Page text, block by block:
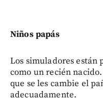
Niños papás
Los simuladores están
como un recién
que se les cambie el
adecuadamente.